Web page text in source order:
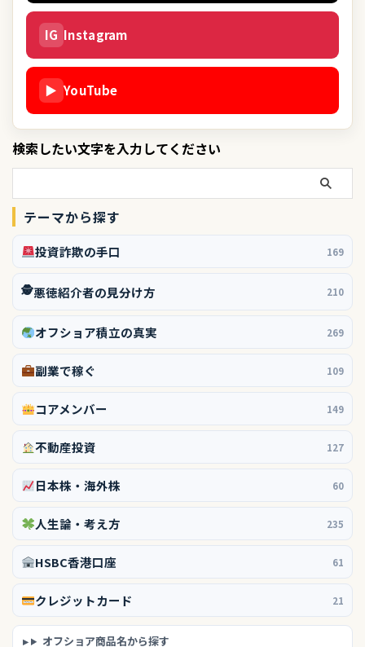
IG Instagram
▶ YouTube
検索したい文字を入力してください
テーマから探す
投資詐欺の手口 169
🕵️悪徳紹介者の見分け方 210
オフショア積立の真実 269
副業で稼ぐ 109
コアメンバー 149
不動産投資 127
日本株・海外株 60
人生論・考え方 235
HSBC香港口座 61
クレジットカード 21
オフショア商品名から探す